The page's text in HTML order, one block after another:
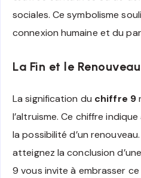
sociales. Ce symbolisme
connexion humaine et du
La Fin et le Renouveau
La signification du chiffre 9
l’altruisme. Ce chiffre
la possibilité d’un
atteignez la conclusion
9 vous invite à embrasser